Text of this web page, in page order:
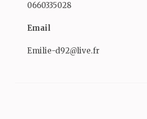
0660335028
Email
Emilie-d92@live.fr